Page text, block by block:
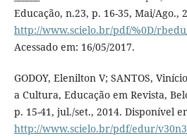
Educação, n.23, p. 16-35, Mai/Ago.,
http://www.scielo.br/pdf/%0D/
Acessado em: 16/05/2017.
GODOY, Elenilton V; SANTOS,
a Cultura, Educação em Revista,
p. 15-41, jul./set., 2014. Disponível
http://www.scielo.br/pdf/edur/